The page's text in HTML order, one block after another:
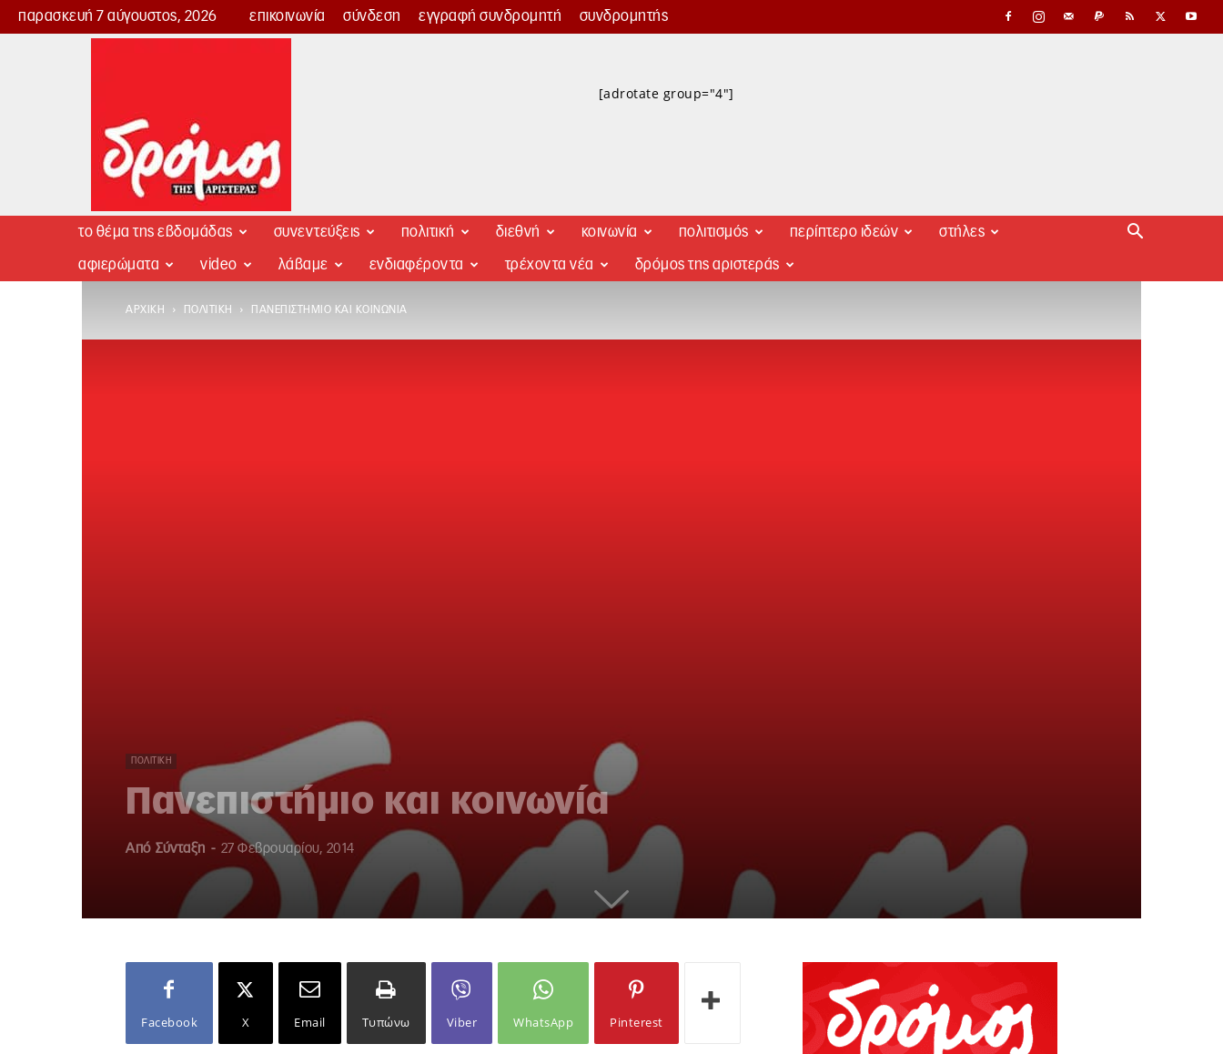
παρασκευή 7 αύγουστος, 2026 επικοινωνία σύνδεση εγγραφή συνδρομητή συνδρομητής
Δρόμος
[adrotate group="4"]
το θέμα της εβδομάδας συνεντεύξεις πολιτική διεθνή κοινωνία πολιτισμός περίπτερο ιδεών στήλες
αφιερώματα video λάβαμε ενδιαφέροντα τρέχοντα νέα δρόμος της αριστεράς
ΑΡΧΙΚΉ ΠΟΛΙΤΙΚΉ ΠΑΝΕΠΙΣΤΉΜΙΟ ΚΑΙ ΚΟΙΝΩΝΊΑ
ΠΟΛΙΤΙΚΉ
Πανεπιστήμιο και κοινωνία
Από Σύνταξη - 27 Φεβρουαρίου, 2014
Facebook X Email Τυπώνω Viber WhatsApp Pinterest